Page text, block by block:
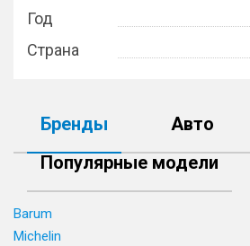
Год
Страна
Бренды
Авто
Популярные модели
Barum
Michelin